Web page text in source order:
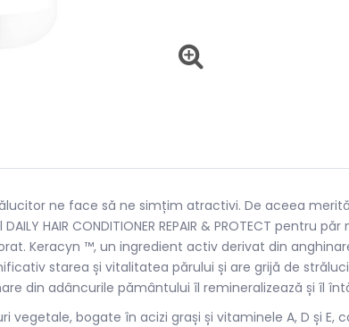
ne face să ne simțim atractivi. De aceea
HAIR CONDITIONER REPAIR & PROTECT
Keracyn ™, un ingredient activ derivat din
starea și vitalitatea părului și are grijă de
din adâncurile pământului îl remineralizează și îl
vegetale, bogate în acizi grași și vitaminele A, D și